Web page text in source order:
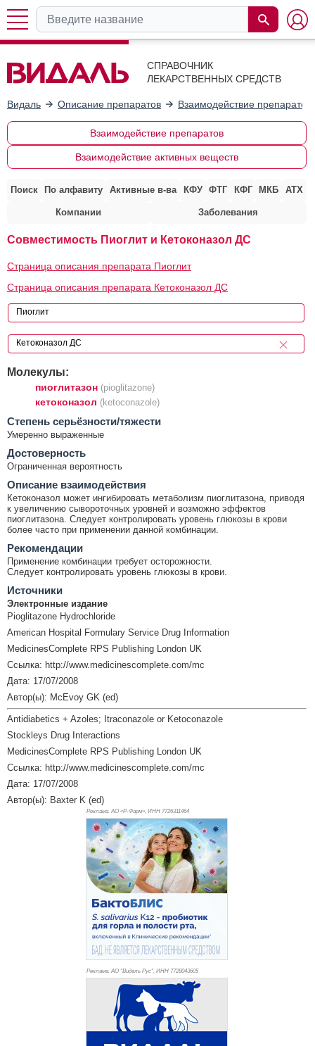
СПРАВОЧНИК
ЛЕКАРСТВЕННЫХ СРЕДСТВ
Видаль Описание препаратов Взаимодействие препаратов
Взаимодействие препаратов
Взаимодействие активных веществ
Поиск По алфавиту Активные в-ва КФУ ФТГ КФГ МКБ АТХ
Компании Заболевания
Совместимость Пиоглит и Кетоконазол ДС
Страница описания препарата Пиоглит
Страница описания препарата Кетоконазол ДС
Молекулы:
пиоглитазон (pioglitazone)
кетоконазол (ketoconazole)
Cтепень серьёзности/тяжести
Умеренно выраженные
Достоверность
Ограниченная вероятность
Описание взаимодействия
Кетоконазол может ингибировать метаболизм пиоглитазона, приводя
к увеличению сывороточных уровней и возможно эффектов
пиоглитазона. Следует контролировать уровень глюкозы в крови
более часто при применении данной комбинации.
Рекомендации
Применение комбинации требует осторожности.
Следует контролировать уровень глюкозы в крови.
Источники
Электронные издание
Pioglitazone Hydrochloride
American Hospital Formulary Service Drug Information
MedicinesComplete RPS Publishing London UK
Ссылка: http://www.medicinescomplete.com/mc
Дата: 17/07/2008
Автор(ы): McEvoy GK (ed)
Antidiabetics + Azoles; Itraconazole or Ketoconazole
Stockleys Drug Interactions
MedicinesComplete RPS Publishing London UK
Ссылка: http://www.medicinescomplete.com/mc
Дата: 17/07/2008
Автор(ы): Baxter K (ed)
Реклама. АО «Р-Фарм», ИНН 7726311464
Реклама. АО "Видаль Рус", ИНН 7728043605